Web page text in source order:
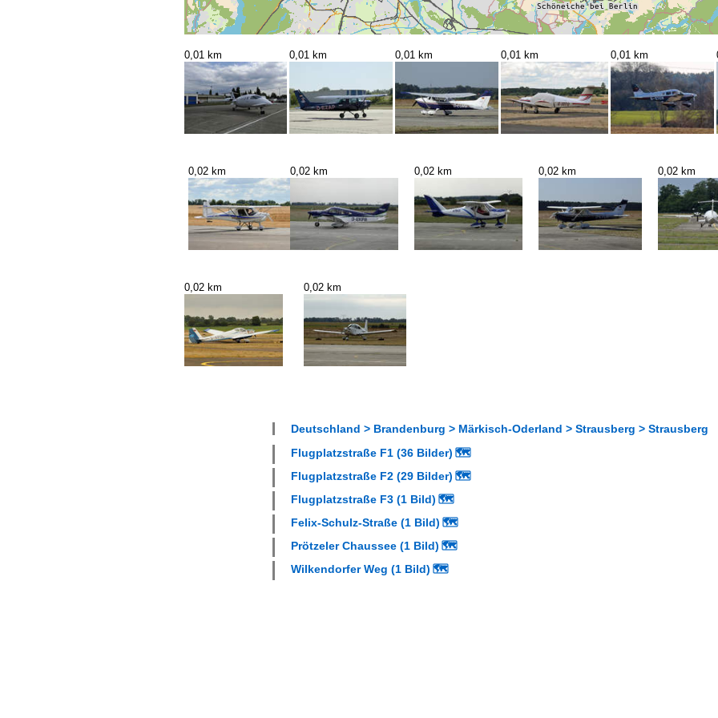
0,01 km 0,01 km 0,01 km 0,01 km 0,01 km
0,02 km 0,02 km 0,02 km 0,02 km 0,02 km
0,02 km 0,02 km
Deutschland > Brandenburg > Märkisch-Oderland > Strausberg > Strausberg
Flugplatzstraße F1 (36 Bilder) 🗺
Flugplatzstraße F2 (29 Bilder) 🗺
Flugplatzstraße F3 (1 Bild) 🗺
Felix-Schulz-Straße (1 Bild) 🗺
Prötzeler Chaussee (1 Bild) 🗺
Wilkendorfer Weg (1 Bild) 🗺